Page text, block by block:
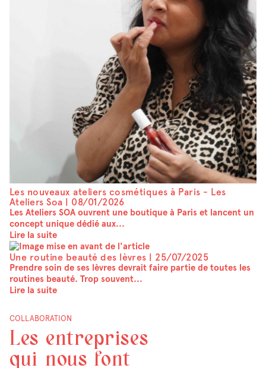
Les nouveaux ateliers cosmétiques à Paris - Les
Ateliers Soa | 08/01/2026
Les Ateliers SOA ouvrent une boutique à Paris et lancent un
concept unique dédié aux...
Lire la suite
Une routine beauté des lèvres | 25/07/2025
Prendre soin de ses lèvres devrait faire partie de toutes les
routines beauté. Trop souvent...
Lire la suite
COLLABORATION
Les entreprises
qui nous font